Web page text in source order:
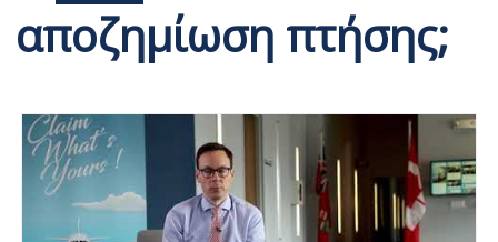
αποζημίωση πτήσης;